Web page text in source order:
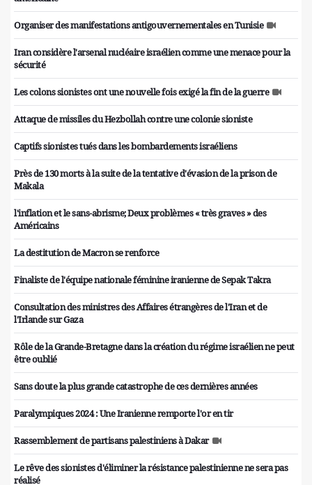
Organiser des manifestations antigouvernementales en Tunisie
Iran considère l'arsenal nucléaire israélien comme une menace pour la
sécurité
Les colons sionistes ont une nouvelle fois exigé la fin de la guerre
Attaque de missiles du Hezbollah contre une colonie sioniste
Captifs sionistes tués dans les bombardements israéliens
Près de 130 morts à la suite de la tentative d'évasion de la prison de
Makala
l'inflation et le sans-abrisme; Deux problèmes « très graves » des
Américains
La destitution de Macron se renforce
Finaliste de l'équipe nationale féminine iranienne de Sepak Takra
Consultation des ministres des Affaires étrangères de l'Iran et de
l'Irlande sur Gaza
Rôle de la Grande-Bretagne dans la création du régime israélien ne peut
être oublié
Sans doute la plus grande catastrophe de ces dernières années
Paralympiques 2024 : Une Iranienne remporte l'or en tir
Rassemblement de partisans palestiniens à Dakar
Le rêve des sionistes d'éliminer la résistance palestinienne ne sera pas
réalisé